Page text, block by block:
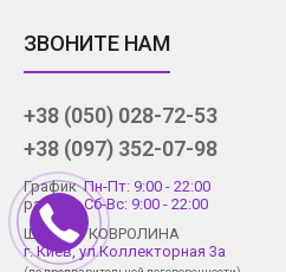
ЗВОНИТЕ НАМ
+38 (050) 028-72-53
+38 (097) 352-07-98
График
работы
Пн-Пт: 9:00 - 22:00
Сб-Вс: 9:00 - 22:00
Шоу-рум КОВРОЛИНА
г. Киев, ул.Коллекторная 3а